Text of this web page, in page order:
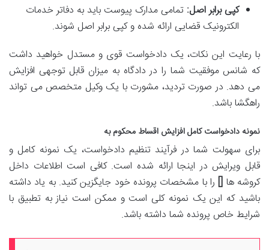
کپی برابر اصل: تمامی مدارک پیوست باید به دفاتر خدمات
الکترونیک قضایی ارائه شده و کپی برابر اصل شوند.
با رعایت این نکات، یک دادخواست قوی و مستدل خواهید داشت
که شانس موفقیت شما را در دادگاه به میزان قابل توجهی افزایش
می دهد. در صورت تردید، مشورت با یک وکیل متخصص می تواند
راهگشا باشد.
نمونه دادخواست کامل افزایش اقساط محکوم به
برای سهولت شما در فرآیند تنظیم دادخواست، یک نمونه کامل و
قابل ویرایش در اینجا ارائه شده است. کافی است اطلاعات داخل
کروشه ها [] را با مشخصات پرونده خود جایگزین کنید. به یاد داشته
باشید که این یک نمونه کلی است و ممکن است نیاز به تطبیق با
شرایط خاص پرونده شما داشته باشد.